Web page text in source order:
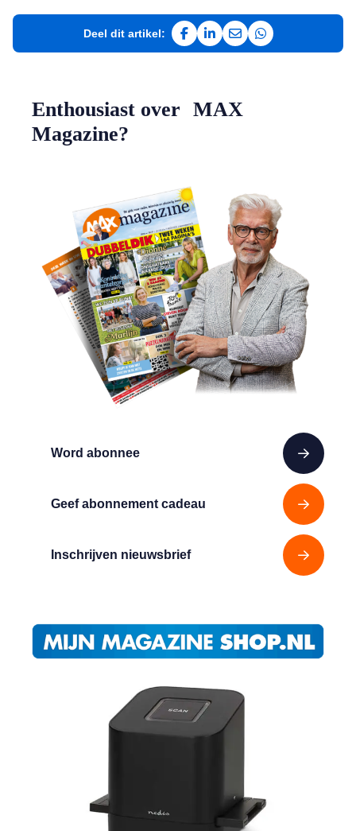
Deel dit artikel:
Deel op Facebook
Deel op LinkedIn
Deel via e-mail
Deel via
Word abonnee
Geef abonnement cadeau
Inschrijven nieuwsbrief
Enthousiast over MAX
Magazine?